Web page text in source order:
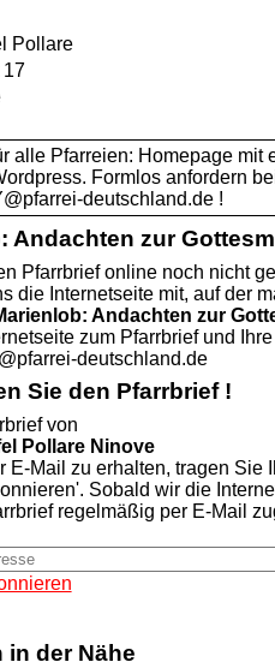
Pollare
17
alle Pfarreien: Homepage mit
Formlos anfordern
deutschland.de !
Andachten zur
Pfarrbrief online noch nicht
die Internetseite mit, auf der
Andachten zur
zum Pfarrbrief und
deutschland.de
Sie den Pfarrbrief !
von
Pollare Ninove
E-Mail zu erhalten, tragen
Sobald wir die
regelmäßig per E-Mail
in der Nähe